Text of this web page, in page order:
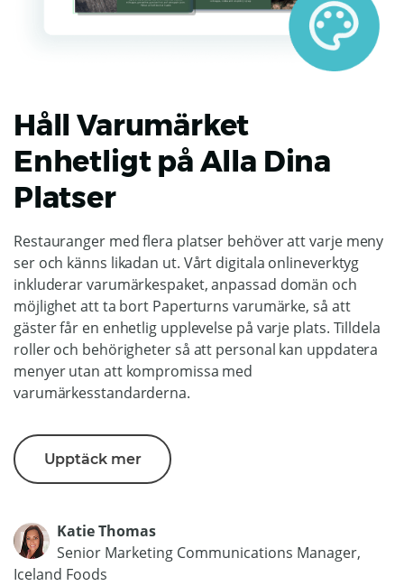
Håll Varumärket
Enhetligt på Alla Dina
Platser
Restauranger med flera platser behöver att varje meny
ser och känns likadan ut. Vårt digitala onlineverktyg
inkluderar varumärkespaket, anpassad domän och
möjlighet att ta bort Paperturns varumärke, så att
gäster får en enhetlig upplevelse på varje plats. Tilldela
roller och behörigheter så att personal kan uppdatera
menyer utan att kompromissa med
varumärkesstandarderna.
Upptäck mer
Katie Thomas
Senior Marketing Communications Manager,
Iceland Foods